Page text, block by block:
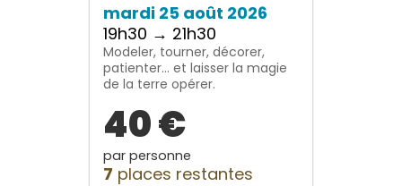
mardi 25 août 2026
19h30 → 21h30
Modeler, tourner, décorer,
patienter… et laisser la magie
de la terre opérer.
40 €
par personne
7 places restantes